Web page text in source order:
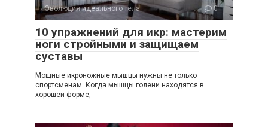
Эволюция идеального тела 0
10 упражнений для икр: мастерим
ноги стройными и защищаем
суставы
Мощные икроножные мышцы нужны не только
спортсменам. Когда мышцы голени находятся в
хорошей форме,